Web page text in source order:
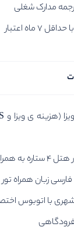
مدارک شغلی
7 ماه اعتبار
5 وعده صبحانه
زبان همراه تور
شهری با اتوبوس
فرودگاهی